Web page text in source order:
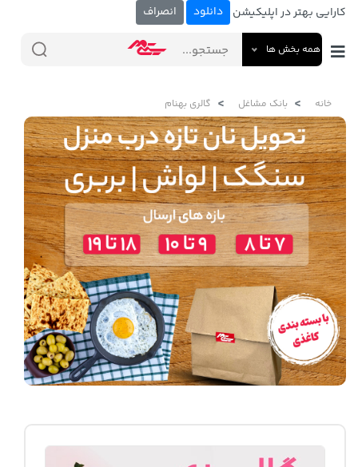
کارایی بهتر در اپلیکیشن دانلود انصراف
همه بخش ها
خانه بانک مشاغل گالری بهنام